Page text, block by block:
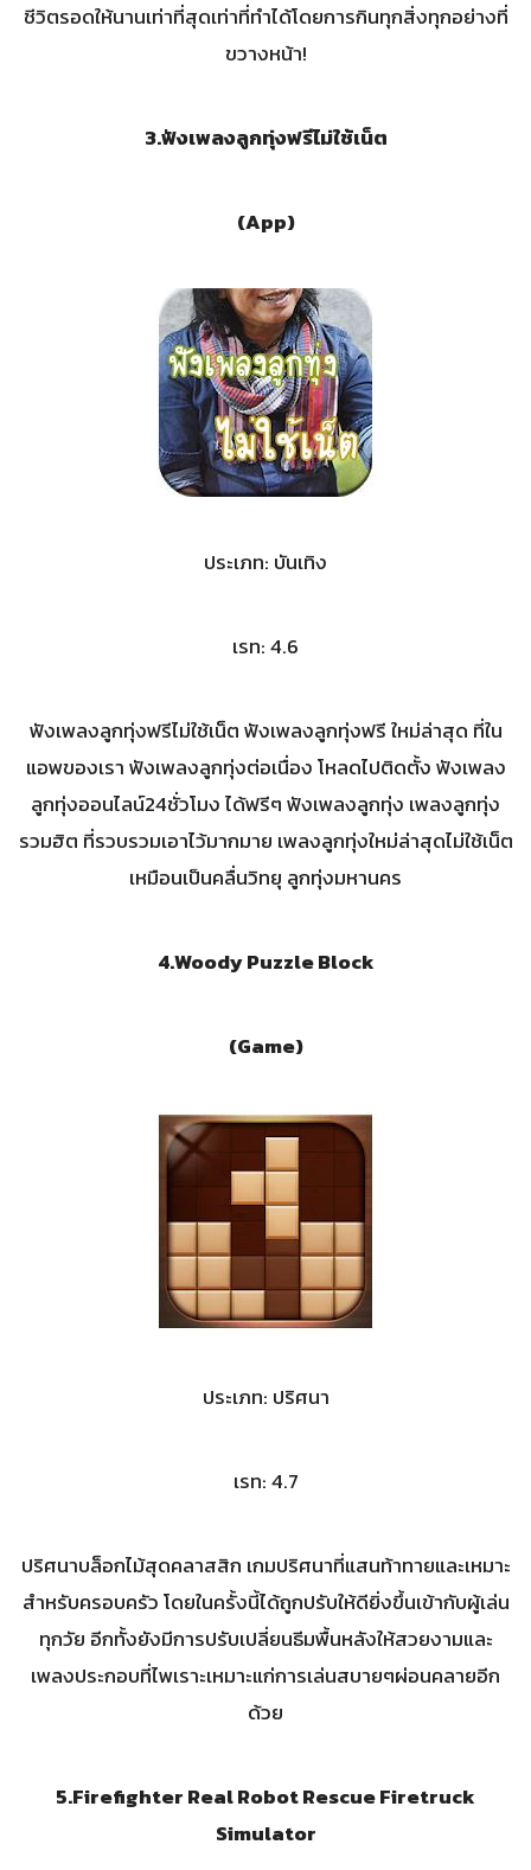
ชีวิตรอดให้นานเท่าที่สุดเท่าที่ทำได้โดยการกินทุกสิ่งทุกอย่างที่
ขวางหน้า!
3.ฟังเพลงลูกทุ่งฟรีไม่ใช้เน็ต
(App)
ประเภท: บันเทิง
เรท: 4.6
ฟังเพลงลูกทุ่งฟรีไม่ใช้เน็ต ฟังเพลงลูกทุ่งฟรี ใหม่ล่าสุด ที่ใน
แอพของเรา ฟังเพลงลูกทุ่งต่อเนื่อง โหลดไปติดตั้ง ฟังเพลง
ลูกทุ่งออนไลน์24ชั่วโมง ได้ฟรีๆ ฟังเพลงลูกทุ่ง เพลงลูกทุ่ง
รวมฮิต ที่รวบรวมเอาไว้มากมาย เพลงลูกทุ่งใหม่ล่าสุดไม่ใช้เน็ต
เหมือนเป็นคลื่นวิทยุ ลูกทุ่งมหานคร
4.Woody Puzzle Block
(Game)
ประเภท: ปริศนา
เรท: 4.7
ปริศนาบล็อกไม้สุดคลาสสิก เกมปริศนาที่แสนท้าทายและเหมาะ
สำหรับครอบครัว โดยในครั้งนี้ได้ถูกปรับให้ดียิ่งขึ้นเข้ากับผู้เล่น
ทุกวัย อีกทั้งยังมีการปรับเปลี่ยนธีมพื้นหลังให้สวยงามและ
เพลงประกอบที่ไพเราะเหมาะแก่การเล่นสบายๆผ่อนคลายอีก
ด้วย
5.Firefighter Real Robot Rescue Firetruck
Simulator